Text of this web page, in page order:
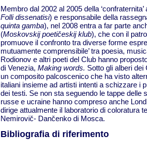
Membro dal 2002 al 2005 della
Folli dissenatisi) e responsabile della
quinta gamba), nel 2008 entra a far parte
(Moskovskij poetičeskij klub), che con il
promuove il confronto tra diverse forme
mutuamente comprensibile’ tra poesia,
Rodionov e altri poeti del Club hanno
di Venezia, Making words. Sotto gli alberi dei
un composito palcoscenico che ha visto
italiani insieme ad artisti intenti a schizzare i
dei testi. Se non sta seguendo le tappe delle
russe e ucraine hanno compreso anche
dirige attualmente il laboratorio di coloratura
Nemirovič- Dančenko di Mosca.
Bibliografia di riferimento